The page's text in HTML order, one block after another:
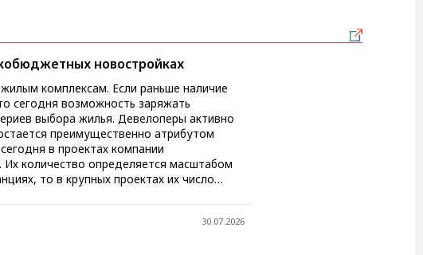
новостройках
комплексам. Если раньше наличие
сегодня возможность заряжать
выбора жилья. Девелоперы активно
преимущественно атрибутом
количество определяется масштабом
то в крупных проектах их число
30.07.2026